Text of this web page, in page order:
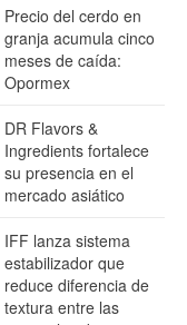
Precio del cerdo en
granja acumula cinco
meses de caída:
Opormex
DR Flavors &
Ingredients fortalece
su presencia en el
mercado asiático
IFF lanza sistema
estabilizador que
reduce diferencia de
textura entre las